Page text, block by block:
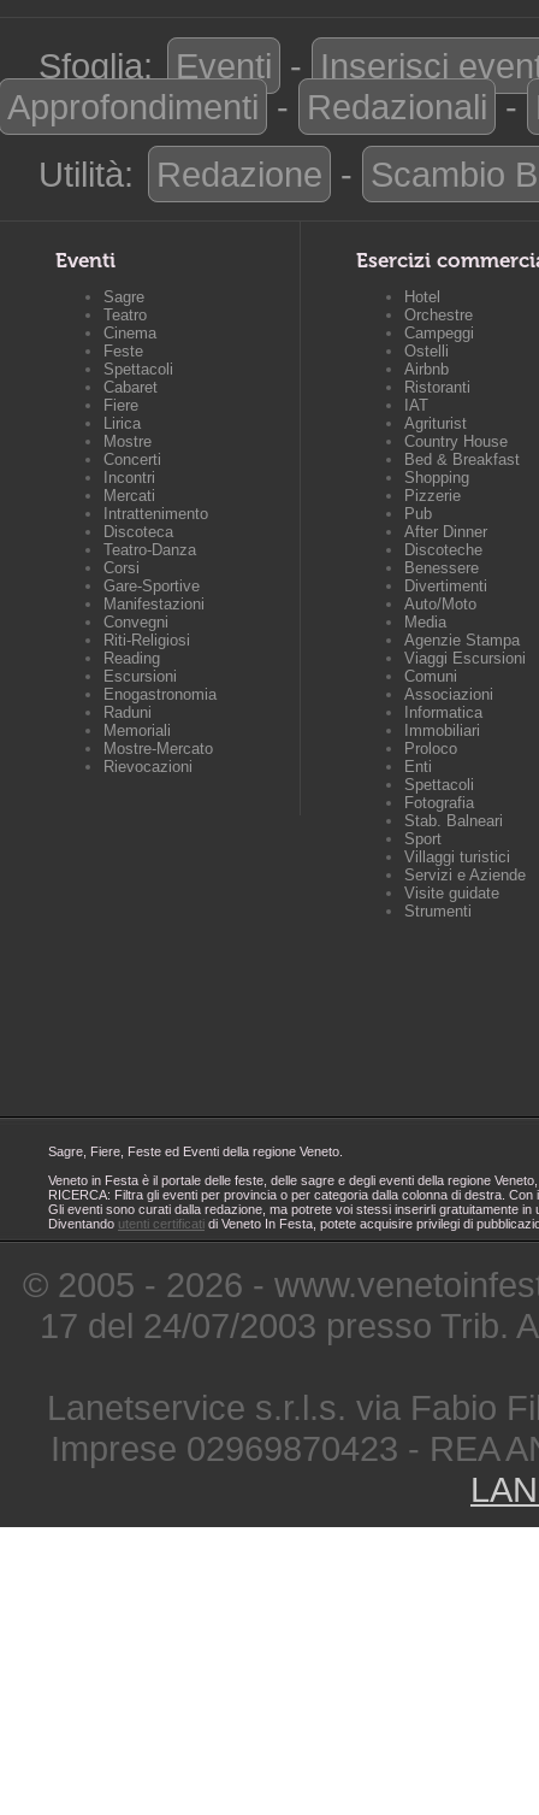
Sfoglia: Eventi - Inserisci
Approfondimenti - Redazionali -
Utilità:
Redazione - Scambio
Eventi
Sagre
Teatro
Cinema
Feste
Spettacoli
Cabaret
Fiere
Lirica
Mostre
Concerti
Incontri
Mercati
Intrattenimento
Discoteca
Teatro-Danza
Corsi
Gare-Sportive
Manifestazioni
Convegni
Riti-Religiosi
Reading
Escursioni
Enogastronomia
Raduni
Memoriali
Mostre-Mercato
Rievocazioni
Esercizi
Hotel
Orchestre
Campeggi
Ostelli
Airbnb
Ristoranti
IAT
Agriturist
Country House
Bed & Breakfast
Shopping
Pizzerie
Pub
After Dinner
Discoteche
Benessere
Divertimenti
Auto/Moto
Media
Agenzie Stampa
Viaggi Escursioni
Comuni
Associazioni
Informatica
Immobiliari
Proloco
Enti
Spettacoli
Fotografia
Stab. Balneari
Sport
Villaggi turistici
Servizi e Aziende
Visite guidate
Strumenti
Sagre, Fiere, Feste ed Eventi della regione Veneto.
Veneto in Festa è il portale delle feste, delle sagre e degli eventi della regione
RICERCA: Filtra gli eventi per provincia o per categoria dalla colonna di destra.
Gli eventi sono curati dalla redazione, ma potrete voi stessi inserirli gratuitamente
Diventando utenti certificati di Veneto In Festa, potete acquisire privilegi di
© 2005 - 2026 -
17 del 24/07/2003 presso Trib.
Lanetservice s.r.l.s. via Fabio
Imprese 02969870423 - REA